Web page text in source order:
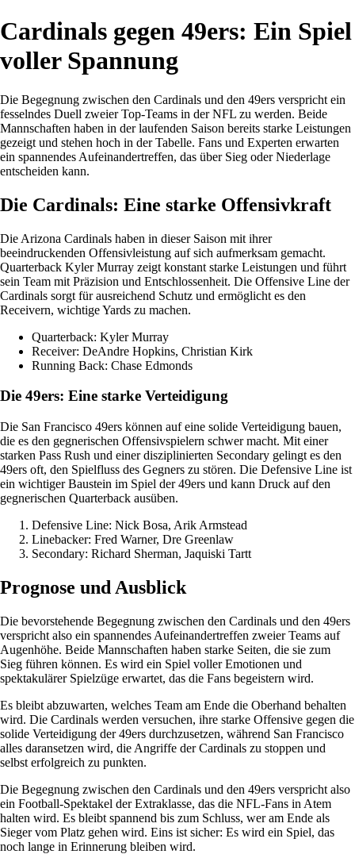
Cardinals gegen 49ers: Ein Spiel
voller Spannung
Die Begegnung zwischen den Cardinals und den 49ers verspricht ein
fesselndes Duell zweier Top-Teams in der NFL zu werden. Beide
Mannschaften haben in der laufenden Saison bereits starke Leistungen
gezeigt und stehen hoch in der Tabelle. Fans und Experten erwarten
ein spannendes Aufeinandertreffen, das über Sieg oder Niederlage
entscheiden kann.
Die Cardinals: Eine starke Offensivkraft
Die Arizona Cardinals haben in dieser Saison mit ihrer
beeindruckenden Offensivleistung auf sich aufmerksam gemacht.
Quarterback Kyler Murray zeigt konstant starke Leistungen und führt
sein Team mit Präzision und Entschlossenheit. Die Offensive Line der
Cardinals sorgt für ausreichend Schutz und ermöglicht es den
Receivern, wichtige Yards zu machen.
Quarterback: Kyler Murray
Receiver: DeAndre Hopkins, Christian Kirk
Running Back: Chase Edmonds
Die 49ers: Eine starke Verteidigung
Die San Francisco 49ers können auf eine solide Verteidigung bauen,
die es den gegnerischen Offensivspielern schwer macht. Mit einer
starken Pass Rush und einer disziplinierten Secondary gelingt es den
49ers oft, den Spielfluss des Gegners zu stören. Die Defensive Line ist
ein wichtiger Baustein im Spiel der 49ers und kann Druck auf den
gegnerischen Quarterback ausüben.
Defensive Line: Nick Bosa, Arik Armstead
Linebacker: Fred Warner, Dre Greenlaw
Secondary: Richard Sherman, Jaquiski Tartt
Prognose und Ausblick
Die bevorstehende Begegnung zwischen den Cardinals und den 49ers
verspricht also ein spannendes Aufeinandertreffen zweier Teams auf
Augenhöhe. Beide Mannschaften haben starke Seiten, die sie zum
Sieg führen können. Es wird ein Spiel voller Emotionen und
spektakulärer Spielzüge erwartet, das die Fans begeistern wird.
Es bleibt abzuwarten, welches Team am Ende die Oberhand behalten
wird. Die Cardinals werden versuchen, ihre starke Offensive gegen die
solide Verteidigung der 49ers durchzusetzen, während San Francisco
alles daransetzen wird, die Angriffe der Cardinals zu stoppen und
selbst erfolgreich zu punkten.
Die Begegnung zwischen den Cardinals und den 49ers verspricht also
ein Football-Spektakel der Extraklasse, das die NFL-Fans in Atem
halten wird. Es bleibt spannend bis zum Schluss, wer am Ende als
Sieger vom Platz gehen wird. Eins ist sicher: Es wird ein Spiel, das
noch lange in Erinnerung bleiben wird.